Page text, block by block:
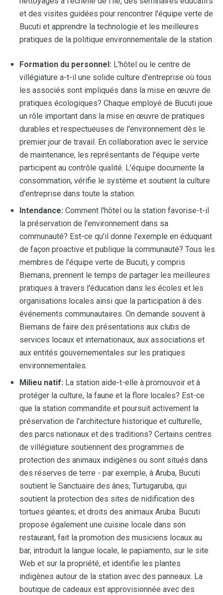
et des visites guidées pour rencontrer l'équipe verte de
Bucuti et apprendre la technologie et les meilleures
pratiques de la politique environnementale de la station .
Formation du personnel: L'hôtel ou le centre de
villégiature a-t-il une solide culture d'entreprise où tous
les associés sont impliqués dans la mise en œuvre de
pratiques écologiques? Chaque employé de Bucuti joue
un rôle important dans la mise en œuvre de pratiques
durables et respectueuses de l'environnement dès le
premier jour de travail. En collaboration avec le service
de maintenance, les représentants de l'équipe verte
participent au contrôle qualité. L'équipe documente la
consommation, vérifie le système et soutient la culture
d'entreprise dans toute la station.
Intendance: Comment l'hôtel ou la station favorise-t-il
la préservation de l'environnement dans sa
communauté? Est-ce qu'il donne l'exemple en éduquant
de façon proactive et publique la communauté? Tous les
membres de l'équipe verte de Bucuti, y compris
Biemans, prennent le temps de partager les meilleures
pratiques à travers l'éducation dans les écoles et les
organisations locales ainsi que la participation à des
événements communautaires. On demande souvent à
Biemans de faire des présentations aux clubs de
services locaux et internationaux, aux associations et
aux entités gouvernementales sur les pratiques
environnementales.
Milieu natif: La station aide-t-elle à promouvoir et à
protéger la culture, la faune et la flore locales? Est-ce
que la station commandite et poursuit activement la
préservation de l'architecture historique et culturelle,
des parcs nationaux et des traditions? Certains centres
de villégiature soutiennent des programmes de
protection des animaux indigènes ou sont situés dans
des réserves de terre - par exemple, à Aruba, Bucuti
soutient le Sanctuaire des ânes; Turtugaruba, qui
soutient la protection des sites de nidification des
tortues géantes; et droits des animaux Aruba. Bucuti
propose également une cuisine locale dans son
restaurant, fait la promotion des musiciens locaux au
bar, introduit la langue locale, le papiamento, sur le site
Web et sur la propriété, et identifie les plantes
indigènes autour de la station avec des panneaux. La
boutique de cadeaux est approvisionnée avec des